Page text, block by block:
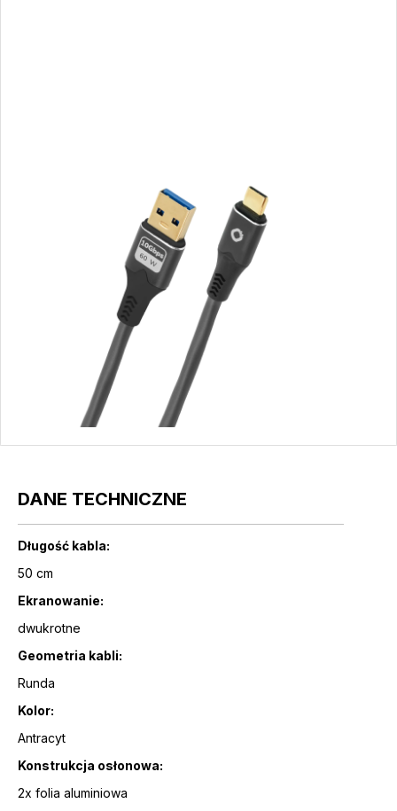
DANE TECHNICZNE
Długość kabla:
50 cm
Ekranowanie:
dwukrotne
Geometria kabli:
Runda
Kolor:
Antracyt
Konstrukcja osłonowa:
2x folia aluminiowa